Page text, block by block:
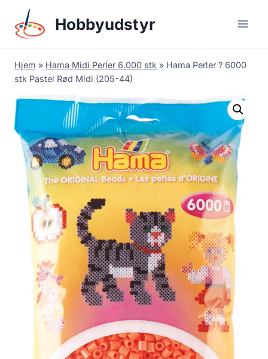
content
Hobbyudstyr
Hjem » Hama Midi Perler 6.000 stk » Hama Perler ? 6000
stk Pastel Rød Midi (205-44)